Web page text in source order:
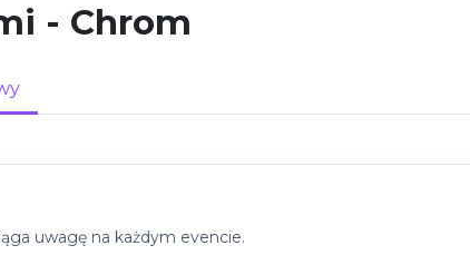
- Chrom
uwagę na każdym evencie.
partnerskiegodruk-